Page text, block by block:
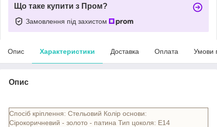
Що таке купити з Пром?
Замовлення під захистом
Опис Характеристики Доставка Оплата Умови
Опис
Спосіб кріплення: Стельовий Колір основи:
Сірокоричневий - золото - патина Тип цоколя: E14